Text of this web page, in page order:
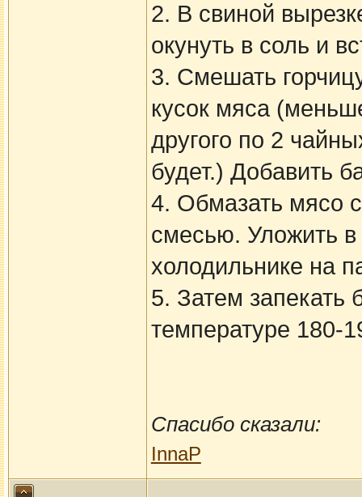
2. В свиной
окунуть в соль и
3. Смешать
кусок мяса
другого по 2
будет.) Добавить
4. Обмазать мясо
смесью. Уложить в
холодильнике на
5. Затем запекать
температуре 180-
Спасибо сказали:
InnaP